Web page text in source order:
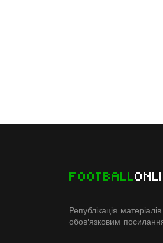
FOOTBALL
Републікація
обов'язковим